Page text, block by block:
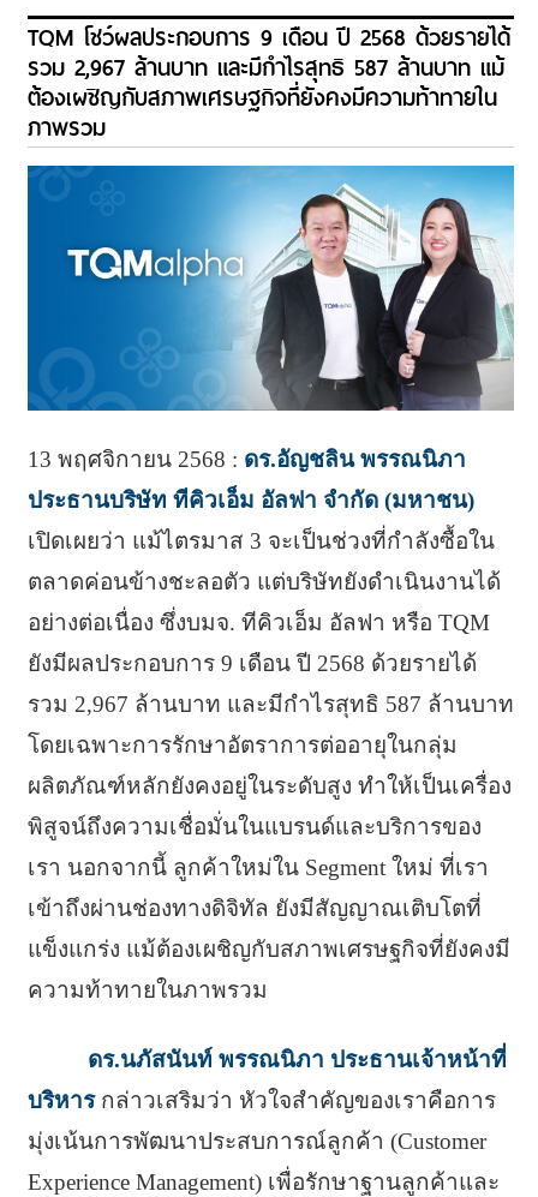
TQM โชว์ผลประกอบการ 9 เดือน ปี 2568 ด้วยรายได้
รวม 2,967 ล้านบาท และมีกำไรสุทธิ 587 ล้านบาท แม้
ต้องเผชิญกับสภาพเศรษฐกิจที่ยังคงมีความท้าทายใน
ภาพรวม
13 พฤศจิกายน 2568 : ดร.อัญชลิน พรรณนิภา
ประธานบริษัท ทีคิวเอ็ม อัลฟา จำกัด (มหาชน)
เปิดเผยว่า แม้ไตรมาส 3 จะเป็นช่วงที่กำลังซื้อใน
ตลาดค่อนข้างชะลอตัว แต่บริษัทยังดำเนินงานได้
อย่างต่อเนื่อง ซึ่งบมจ. ทีคิวเอ็ม อัลฟา หรือ TQM
ยังมีผลประกอบการ 9 เดือน ปี 2568 ด้วยรายได้
รวม 2,967 ล้านบาท และมีกำไรสุทธิ 587 ล้านบาท
โดยเฉพาะการรักษาอัตราการต่ออายุในกลุ่ม
ผลิตภัณฑ์หลักยังคงอยู่ในระดับสูง ทำให้เป็นเครื่อง
พิสูจน์ถึงความเชื่อมั่นในแบรนด์และบริการของ
เรา นอกจากนี้ ลูกค้าใหม่ใน Segment ใหม่ ที่เรา
เข้าถึงผ่านช่องทางดิจิทัล ยังมีสัญญาณเติบโตที่
แข็งแกร่ง แม้ต้องเผชิญกับสภาพเศรษฐกิจที่ยังคงมี
ความท้าทายในภาพรวม
ดร.นภัสนันท์ พรรณนิภา ประธานเจ้าหน้าที่
บริหารกล่าวเสริมว่า หัวใจสำคัญของเราคือการ
มุ่งเน้นการพัฒนาประสบการณ์ลูกค้า (Customer
Experience Management) เพื่อรักษาฐานลูกค้าและ